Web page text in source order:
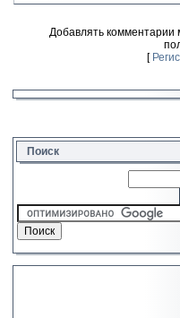
Добавлять комментарии
[
Поиск